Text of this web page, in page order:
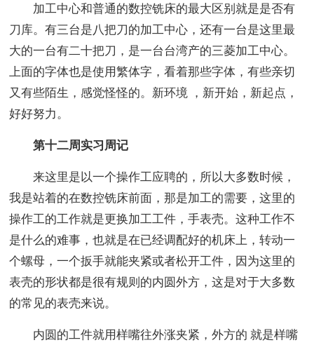
加工中心和普通的数控铣床的最大区别就是是否有
刀库。有三台是八把刀的加工中心，还有一台是这里最
大的一台有二十把刀，是一台台湾产的三菱加工中心。
上面的字体也是使用繁体字，看着那些字体，有些亲切
又有些陌生，感觉怪怪的。新环境 ，新开始，新起点，
好好努力。
第十二周实习周记
来这里是以一个操作工应聘的，所以大多数时候，
我是站着的在数控铣床前面，那是加工的需要，这里的
操作工的工作就是更换加工工件，手表壳。这种工作不
是什么的难事，也就是在已经调配好的机床上，转动一
个螺母，一个扳手就能夹紧或者松开工件，因为这里的
表壳的形状都是很有规则的内圆外方，这是对于大多数
的常见的表壳来说。
内圆的工件就用样嘴往外涨夹紧，外方的 就是样嘴